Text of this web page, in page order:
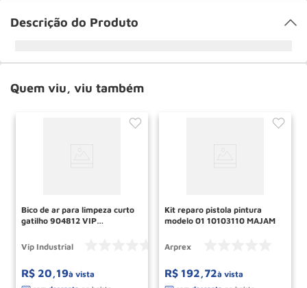
Descrição do Produto
Quem viu, viu também
Bico de ar para limpeza curto
gatilho 904812 VIP
Vip Industrial
R$ 20 19à vista
Kit reparo pistola pintura
modelo 01 10103110 MAJAM
Arprex
R$ 192 72à vista